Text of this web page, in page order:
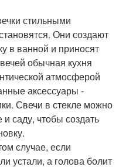
стильными
Они создают
в ванной и приносят
обычная кухня
атмосферой
аксессуары -
Свечи в стекле можно
саду, чтобы создать
случае, если
устали, а голова болит